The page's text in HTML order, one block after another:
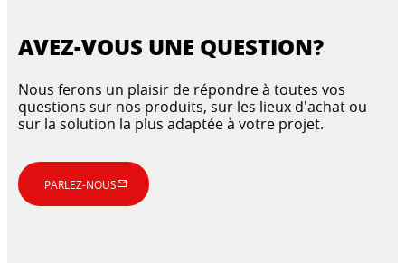
AVEZ-VOUS UNE QUESTION?
Nous ferons un plaisir de répondre à toutes vos
questions sur nos produits, sur les lieux d'achat ou
sur la solution la plus adaptée à votre projet.
PARLEZ-NOUS